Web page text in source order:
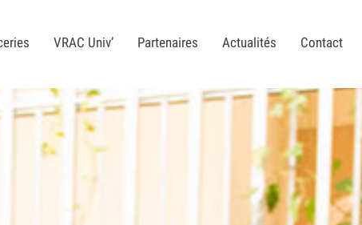
VRAC Univ’ Partenaires Actualités Contact